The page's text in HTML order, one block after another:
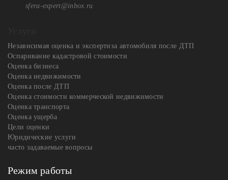
sfera-expert@inbox.ru
Независимая оценка и экспертиза автомобиля после ДТП
Оспаривание кадастровой стоимости
Оценка бизнеса
Оценка недвижимости
Оценка после ДТП
Оценка стоимости коммерческой недвижимости
Оценка транспорта
Оценка ущерба
Цели оценки
Юридические услуги
часто задаваемые вопросы
Режим работы